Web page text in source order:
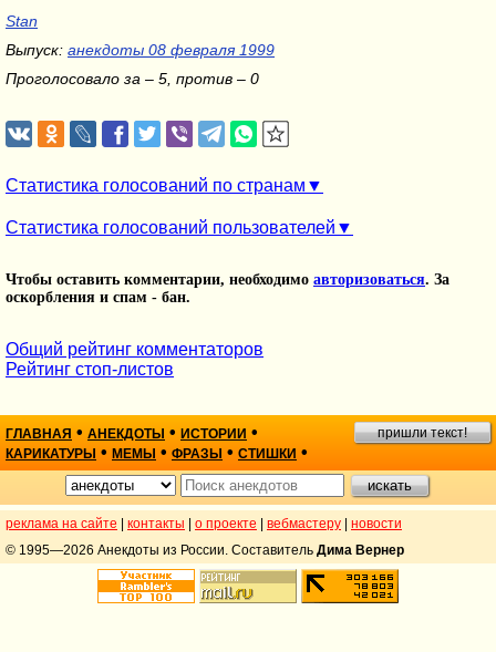
Stan
Выпуск: анекдоты 08 февраля 1999
Проголосовало за – 5, против – 0
Статистика голосований по странам
Статистика голосований пользователей
Чтобы оставить комментарии, необходимо авторизоваться. За
оскорбления и спам - бан.
Общий рейтинг комментаторов
Рейтинг стоп-листов
ГЛАВНАЯ • АНЕКДОТЫ • ИСТОРИИ •
КАРИКАТУРЫ • МЕМЫ • ФРАЗЫ • СТИШКИ •
пришли текст!
реклама на сайте контакты о проекте вебмастеру
новости
© 1995—2026 Анекдоты из России. Составитель Дима Вернер